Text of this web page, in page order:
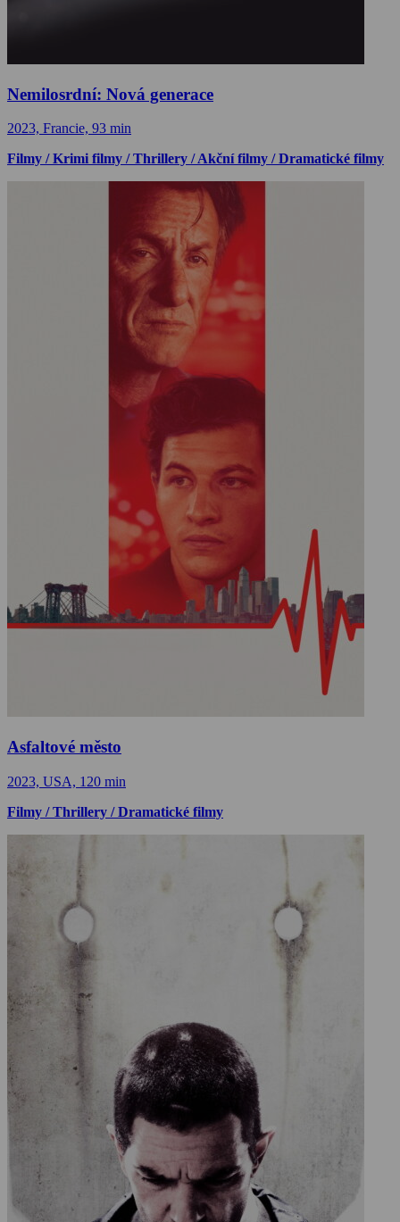
Nemilosrdní: Nová generace
2023, Francie, 93 min
Filmy / Krimi filmy / Thrillery / Akční filmy / Dramatické filmy
Asfaltové město
2023, USA, 120 min
Filmy / Thrillery / Dramatické filmy